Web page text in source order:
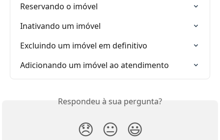
Reservando o imóvel
Inativando um imóvel
Excluindo um imóvel em definitivo
Adicionando um imóvel ao atendimento
Respondeu à sua pergunta?
😞 😐 😃